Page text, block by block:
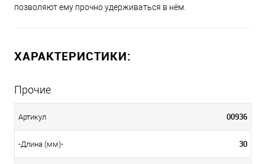
позволяют ему прочно удерживаться в нём.
ХАРАКТЕРИСТИКИ:
Прочие
Артикул 00936
-Длина (мм)- 30